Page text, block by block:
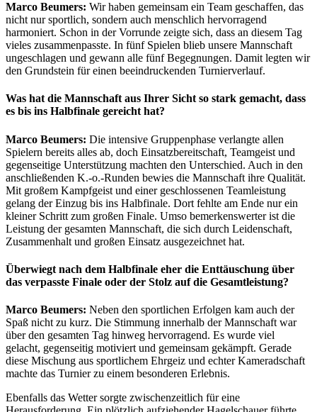
Marco Beumers: Wir haben gemeinsam ein Team geschaffen, das
nicht nur sportlich, sondern auch menschlich hervorragend
harmoniert. Schon in der Vorrunde zeigte sich, dass an diesem Tag
vieles zusammenpasste. In fünf Spielen blieb unsere Mannschaft
ungeschlagen und gewann alle fünf Begegnungen. Damit legten wir
den Grundstein für einen beeindruckenden Turnierverlauf.
Was hat die Mannschaft aus Ihrer Sicht so stark gemacht, dass
es bis ins Halbfinale gereicht hat?
Marco Beumers: Die intensive Gruppenphase verlangte allen
Spielern bereits alles ab, doch Einsatzbereitschaft, Teamgeist und
gegenseitige Unterstützung machten den Unterschied. Auch in den
anschließenden K.-o.-Runden bewies die Mannschaft ihre Qualität.
Mit großem Kampfgeist und einer geschlossenen Teamleistung
gelang der Einzug bis ins Halbfinale. Dort fehlte am Ende nur ein
kleiner Schritt zum großen Finale. Umso bemerkenswerter ist die
Leistung der gesamten Mannschaft, die sich durch Leidenschaft,
Zusammenhalt und großen Einsatz ausgezeichnet hat.
Überwiegt nach dem Halbfinale eher die Enttäuschung über
das verpasste Finale oder der Stolz auf die Gesamtleistung?
Marco Beumers: Neben den sportlichen Erfolgen kam auch der
Spaß nicht zu kurz. Die Stimmung innerhalb der Mannschaft war
über den gesamten Tag hinweg hervorragend. Es wurde viel
gelacht, gegenseitig motiviert und gemeinsam gekämpft. Gerade
diese Mischung aus sportlichem Ehrgeiz und echter Kameradschaft
machte das Turnier zu einem besonderen Erlebnis.
Ebenfalls das Wetter sorgte zwischenzeitlich für eine